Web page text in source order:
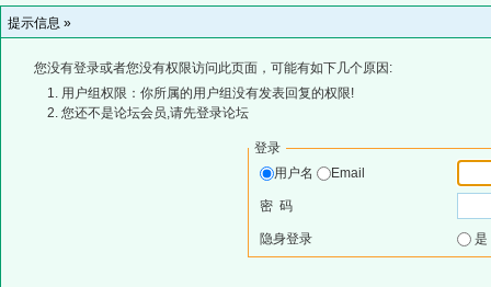
提示信息 »
您没有登录或者您没有权限访问此页面，可能有如下几个原因:
用户组权限：你所属的用户组没有发表回复的权限!
您还不是论坛会员,请先登录论坛
登录
用户名
Email
密 码
隐身登录